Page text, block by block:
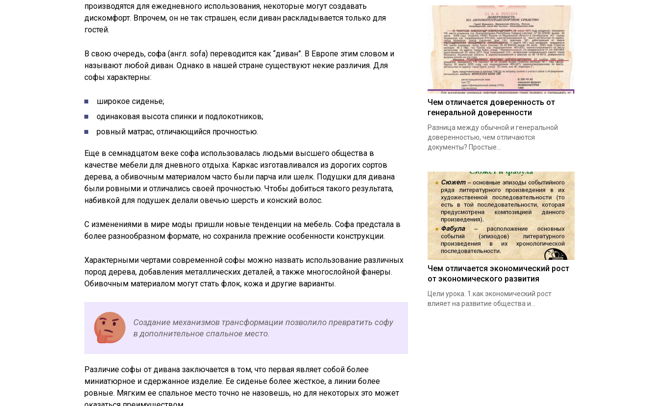
производятся для ежедневного использования, некоторые могут создавать
дискомфорт. Впрочем, он не так страшен, если диван раскладывается только для
гостей.
В свою очередь, софа (англ. sofa) переводится как “диван”. В Европе этим словом и
называют любой диван. Однако в нашей стране существуют некие различия. Для
софы характерны:
широкое сиденье;
одинаковая высота спинки и подлокотников;
ровный матрас, отличающийся прочностью.
Еще в семнадцатом веке софа использовалась людьми высшего общества в
качестве мебели для дневного отдыха. Каркас изготавливался из дорогих сортов
дерева, а обивочным материалом часто были парча или шелк. Подушки для дивана
были ровными и отличались своей прочностью. Чтобы добиться такого результата,
набивкой для подушек делали овечью шерсть и конский волос.
С изменениями в мире моды пришли новые тенденции на мебель. Софа предстала в
более разнообразном формате, но сохранила прежние особенности конструкции.
Характерными чертами современной софы можно назвать использование различных
пород дерева, добавления металлических деталей, а также многослойной фанеры.
Обивочным материалом могут стать флок, кожа и другие варианты.
Создание механизмов трансформации позволило превратить софу
в дополнительное спальное место.
Различие софы от дивана заключается в том, что первая являет собой более
миниатюрное и сдержанное изделие. Ее сиденье более жесткое, а линии более
ровные. Мягким ее спальное место точно не назовешь, но для некоторых это может
Чем отличается доверенность от
генеральной доверенности
Разница между обычной и генеральной
доверенностью, чем отличаются
документы? Простые…
Чем отличается экономический рост
от экономического развития
Цели урока. 1.как экономический рост
влияет на развитие общества и…